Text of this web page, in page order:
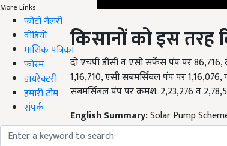
More Links
फोटो गैलरी
वीडियो
मासिक पत्रिका
फोरम
डायरेक्टरी
हमारी टीम
संपर्क
किसानों को इस तरह
दो एचपी डीसी व एसी सर्फेस पंप पर 86,716,
1,16,710, एसी सबमर्सिबल पंप पर
सबमर्सिबल पंप पर क्रमश: 2,23,276 व
Solar Pump
Published on:29 June 2022, 05:46
Related Topics